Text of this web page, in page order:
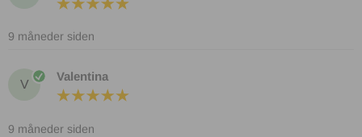
9 måneder siden
V
Valentina
9 måneder siden